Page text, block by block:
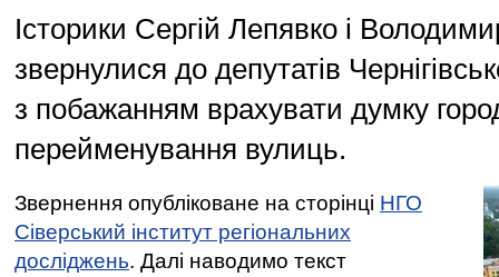
Історики Сергій Лепявко і
звернулися до депутатів
з побажанням врахувати думку
перейменування вулиць.
Звернення опубліковане на сторінці НГО
Сіверський інститут регіональних
досліджень. Далі наводимо текст